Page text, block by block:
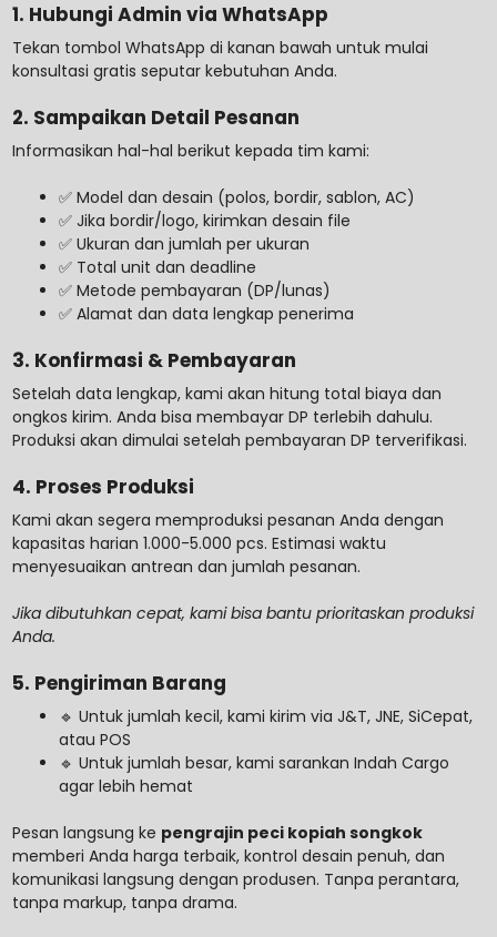
1. Hubungi Admin via WhatsApp
Tekan tombol WhatsApp di kanan bawah untuk mulai
konsultasi gratis seputar kebutuhan Anda.
2. Sampaikan Detail Pesanan
Informasikan hal-hal berikut kepada tim kami:
✅ Model dan desain (polos, bordir, sablon, AC)
✅ Jika bordir/logo, kirimkan desain file
✅ Ukuran dan jumlah per ukuran
✅ Total unit dan deadline
✅ Metode pembayaran (DP/lunas)
✅ Alamat dan data lengkap penerima
3. Konfirmasi & Pembayaran
Setelah data lengkap, kami akan hitung total biaya dan
ongkos kirim. Anda bisa membayar DP terlebih dahulu.
Produksi akan dimulai setelah pembayaran DP terverifikasi.
4. Proses Produksi
Kami akan segera memproduksi pesanan Anda dengan
kapasitas harian 1.000-5.000 pcs. Estimasi waktu
menyesuaikan antrean dan jumlah pesanan.
Jika dibutuhkan cepat, kami bisa bantu prioritaskan produksi
Anda.
5. Pengiriman Barang
🔹 Untuk jumlah kecil, kami kirim via J&T, JNE, SiCepat,
atau POS
🔹 Untuk jumlah besar, kami sarankan Indah Cargo
agar lebih hemat
Pesan langsung ke pengrajin peci kopiah songkok
memberi Anda harga terbaik, kontrol desain penuh, dan
komunikasi langsung dengan produsen. Tanpa perantara,
tanpa markup, tanpa drama.